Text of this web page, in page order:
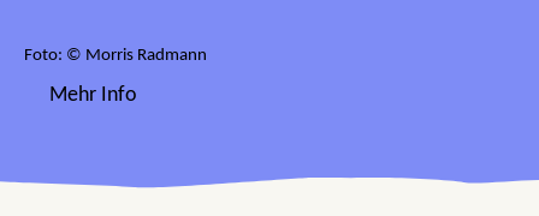
Foto: © Morris Radmann
Mehr Info